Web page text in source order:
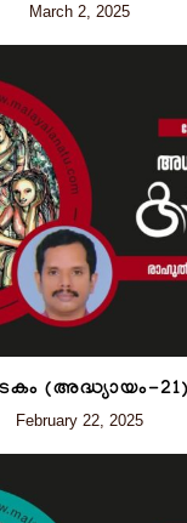
March 2, 2025
(അദ്ധ്യായം-21)
February 22, 2025